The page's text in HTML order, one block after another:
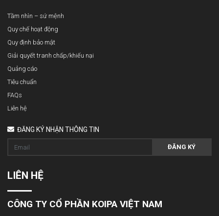
Tầm nhìn – sứ mệnh
Quy chế hoạt động
Quy định bảo mật
Giải quyết tranh chấp/khiếu nại
Quảng cáo
Tiêu chuẩn
FAQs
Liên hệ
ĐĂNG KÝ NHẬN THÔNG TIN
ĐĂNG KÝ
LIÊN HỆ
CÔNG TY CỔ PHẦN KOIPA VIỆT NAM